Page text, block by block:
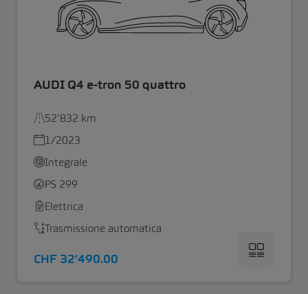
AUDI Q4 e-tron 50 quattro
52’832 km
1/2023
Integrale
PS 299
Elettrica
Trasmissione automatica
CHF 32’490.00